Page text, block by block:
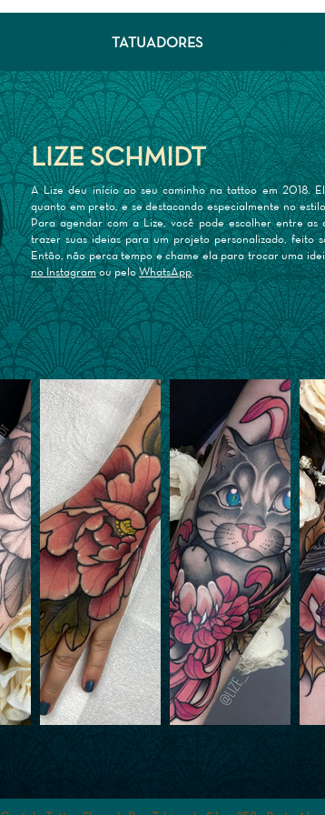
TATUADORES
LIZE SCHMIDT
A Lize deu início ao seu caminho na tattoo em 2018.
quanto em preto, e se destacando especialmente no
Para agendar com a Lize, você pode escolher entre
trazer suas ideias para um projeto personalizado, feito
Então, não perca tempo e chame ela para trocar uma
no Instagramou peloWhatsApp.